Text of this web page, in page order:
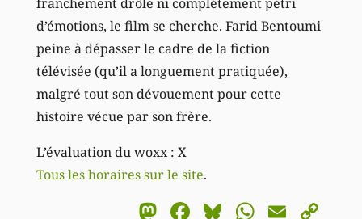
d’émotions, le film se cherche. Farid Bentoumi
peine à dépasser le cadre de la fiction
télévisée (qu’il a longuement pratiquée),
malgré tout son dévouement pour cette
histoire vécue par son frère.
L’évaluation du woxx : X
Tous les horaires sur le site.
Mastodon
Facebook
BlueskyEmail